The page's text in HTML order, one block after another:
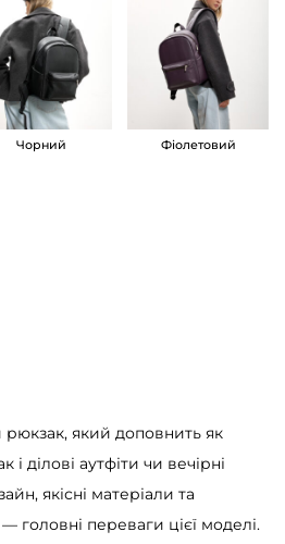
Чорний Фіолетовий
який доповнить як
ділові аутфіти чи вечірні
якісні матеріали та
головні переваги цієї моделі.